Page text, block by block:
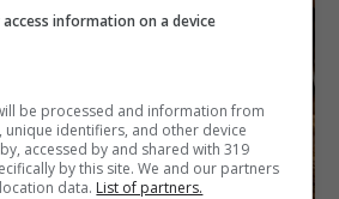
PIATTI
information on a device
be processed and information from
unique identifiers, and other device
accessed by and shared with 319
by this site. We and our partners
data. List of partners.